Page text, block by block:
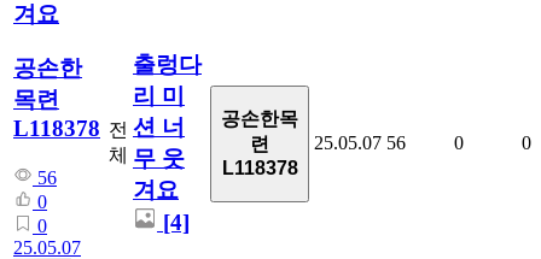
겨요
공손한
목련
L118378
56
0
0
25.05.07
전
체
출렁다
리 미
션 너
무 웃
겨요
[4]
공손한목
련
L118378
25.05.07 56 0 0